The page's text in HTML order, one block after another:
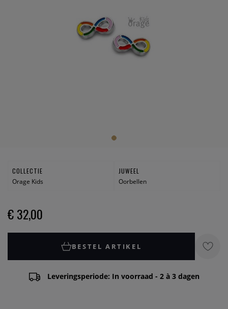
COLLECTIE
Orage Kids
JUWEEL
Oorbellen
€ 32,00
BESTEL ARTIKEL
Leveringsperiode: In voorraad - 2 à 3 dagen